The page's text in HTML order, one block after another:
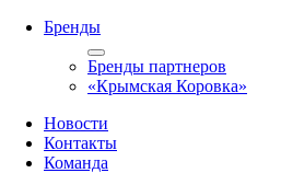
Бренды
Бренды партнеров
«Крымская Коровка»
Новости
Контакты
Команда